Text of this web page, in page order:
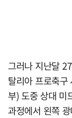
그러나 지난달
탈리아 프로축
부) 도중 상대 미
과정에서 왼쪽